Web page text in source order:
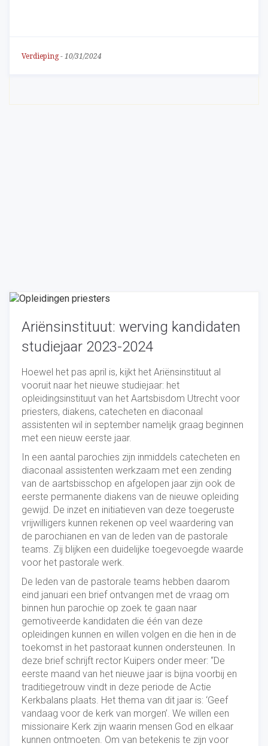
Verdieping- 10/31/2024
Ariënsinstituut: werving kandidaten
studiejaar 2023-2024
Hoewel het pas april is, kijkt het Ariënsinstituut al
vooruit naar het nieuwe studiejaar: het
opleidingsinstituut van het Aartsbisdom Utrecht voor
priesters, diakens, catecheten en diaconaal
assistenten wil in september namelijk graag beginnen
met een nieuw eerste jaar.
In een aantal parochies zijn inmiddels catecheten en
diaconaal assistenten werkzaam met een zending
van de aartsbisschop en afgelopen jaar zijn ook de
eerste permanente diakens van de nieuwe opleiding
gewijd. De inzet en initiatieven van deze toegeruste
vrijwilligers kunnen rekenen op veel waardering van
de parochianen en van de leden van de pastorale
teams. Zij blijken een duidelijke toegevoegde waarde
voor het pastorale werk.
De leden van de pastorale teams hebben daarom
eind januari een brief ontvangen met de vraag om
binnen hun parochie op zoek te gaan naar
gemotiveerde kandidaten die één van deze
opleidingen kunnen en willen volgen en die hen in de
toekomst in het pastoraat kunnen ondersteunen. In
deze brief schrijft rector Kuipers onder meer: “De
eerste maand van het nieuwe jaar is bijna voorbij en
traditiegetrouw vindt in deze periode de Actie
Kerkbalans plaats. Het thema van dit jaar is: ‘Geef
vandaag voor de kerk van morgen’. We willen een
missionaire Kerk zijn waarin mensen God en elkaar
kunnen ontmoeten. Om van betekenis te zijn voor